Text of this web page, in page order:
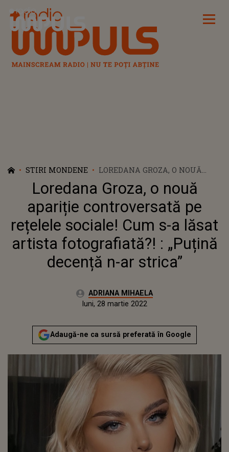
Radio Impuls
STIRI MONDENE
LOREDANA GROZA, O NOUĂ
APARIȚIE CONTROVERSATĂ PE
REȚELELE SOCIALE! CUM S-A
LĂSAT ARTISTA
FOTOGRAFIATĂ?! : „PUȚINĂ
DECENȚĂ N-AR STRICA”
Loredana Groza, o nouă
apariție controversată pe
rețelele sociale! Cum s-a lăsat
artista fotografiată?! : „Puțină
decență n-ar strica”
Autor:ADRIANA MIHAELA
Actualizat:
luni, 28 martie 2022
Adaugă-ne ca sursă preferată în Google